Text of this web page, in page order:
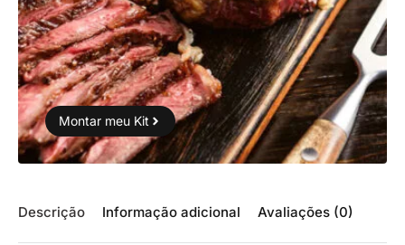
Montar meu Kit
Descrição Informação adicional Avaliações (0)